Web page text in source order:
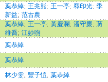
葉恭綽; 王兆熊; 王一亭; 釋印光; 季
新益; 范古農
葉恭綽; 王一亭; 黃慶瀾; 潘守廉; 蔣
維喬; 江妙煦
葉恭綽
葉恭綽
林少雯; 豐子愷; 葉恭綽